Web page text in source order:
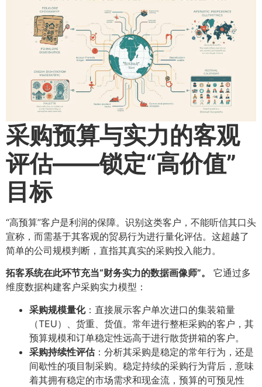
采购预算与实力的客观
评估——锁定“高价值”
目标
“高预算”客户是利润的保障。识别这类客户，不能听信其口头
宣称，而需基于其客观的贸易行为进行量化评估。这超越了
简单的公司规模判断，直指其真实的采购投入能力。
拓客系统在此环节充当“财务实力的数据画像师”。​
它通过多
维度数据构建客户采购实力模型：
采购规模量化​：直接展示客户单次进口的集装箱量
（TEU）、货重、货值。常年进行整柜采购的客户，其
预算规模和订单稳定性远高于进行散货拼箱的客户。
采购持续性评估​：分析其采购是稳定的常年行为，还是
间歇性的项目制采购。稳定持续的采购行为背后，意味
着其拥有稳定的市场需求和现金流，预算的可预见性